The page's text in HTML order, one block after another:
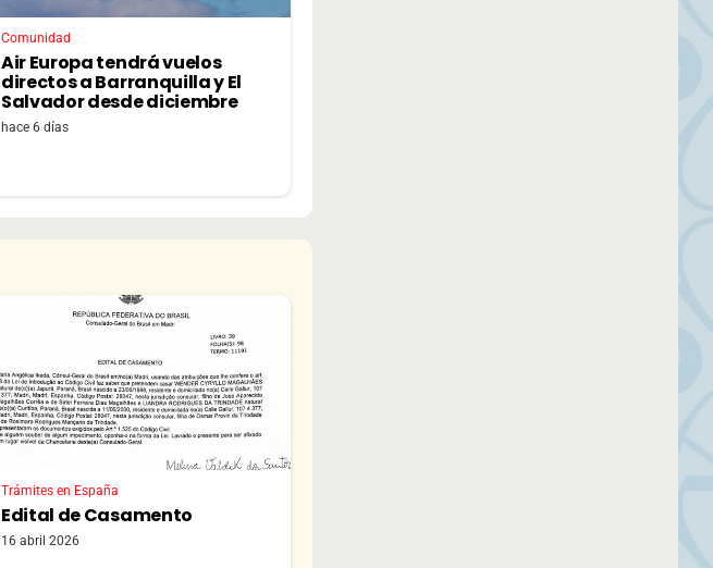
Comunidad
Air Europa tendrá vuelos
directos a Barranquilla y El
Salvador desde diciembre
hace 6 días
Trámites en España
Edital de Casamento
16 abril 2026